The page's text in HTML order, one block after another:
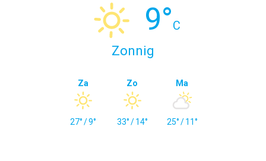
9°C
Zonnig
Za
27°/9°
Zo
33°/14°
Ma
25°/11°